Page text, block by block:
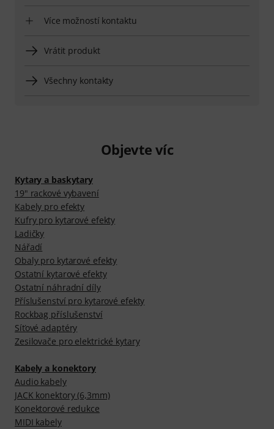
Více možností kontaktu
Vrátit produkt
Všechny kontakty
Objevte víc
Kytary a baskytary
19" rackové vybavení
Kabely pro efekty
Kufry pro kytarové efekty
Ladičky
Nářadí
Obaly pro kytarové efekty
Ostatní kytarové efekty
Ostatní náhradní díly
Příslušenství pro kytarové efekty
Rockbag příslušenství
Síťové adaptéry
Zesilovače pro elektrické kytary
Kabely a konektory
Audio kabely
JACK konektory (6,3mm)
Konektorové redukce
MIDI kabely